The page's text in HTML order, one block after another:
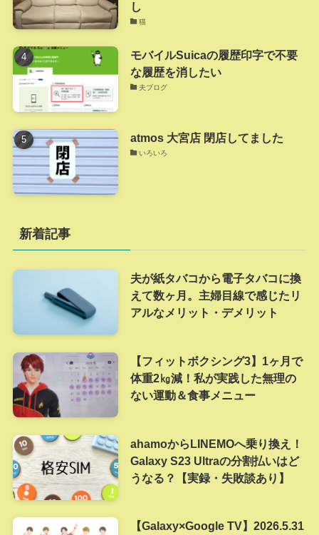
し
猫
モバイルSuicaの履歴印字で不要
な履歴を消したい
夫ブログ
atmos 大宮店 閉店してました
いろいろ
新着記事
夫が紙タバコから電子タバコに換
えて数ヶ月。主婦目線で感じたリ
アルなメリット・デメリット
【フィットボクシング3】1ヶ月で
体重2㎏減！私が実践した無理の
ない運動＆食事メニュー
ahamoからLINEMOへ乗り換え！
Galaxy S23 Ultraの分割払いはど
うなる？【実録・失敗談あり】
【Galaxy×Google TV】2026.5.31